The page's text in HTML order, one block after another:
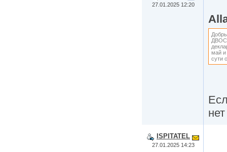
27.01.2025 12:20
ДВОС,
май и
сути
ISPITATEL
27.01.2025 14:23